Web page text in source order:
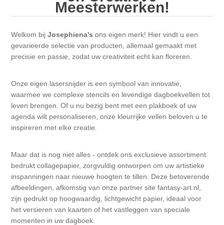
Personen
Steampunk
Andere Afbeeldingen
60 bij 40 cm
Alcohol ink
Embossing
Foto's
Gesso - Mediums
Inkt
Gummiapan
Lavinia Stamps
CraftEmotions
Distress
Staedtler
Art Journal 2025
Kaarten 2024
Art Journal 2024
kaarten 2022
Art journal 2022
Meesterwerken!
Welkom bijJosephiena's ons eigen merk! Hier vindt u een
gevarieerde selectie van producten, allemaal gemaakt met
precisie en passie, zodat uw creativiteit echt kan floreren.
Onze eigen lasersnijder is een symbool van innovatie,
waarmee we complexe stencils en levendige dagboekvellen tot
leven brengen. Of u nu bezig bent met een plakboek of uw
agenda wilt personaliseren, onze kleurrijke vellen beloven u te
inspireren met elke creatie.
Maar dat is nog niet alles - ontdek ons exclusieve assortiment
bedrukt collagepapier, zorgvuldig ontworpen om uw artistieke
inspanningen naar nieuwe hoogten te tillen. Deze betoverende
afbeeldingen, afkomstig van onze partner sitefantasy-art.nl
zijn gedrukt op hoogwaardig, lichtgewicht papier, ideaal voor
het versieren van kaarten of het vastleggen van speciale
momenten in uw dagboek.